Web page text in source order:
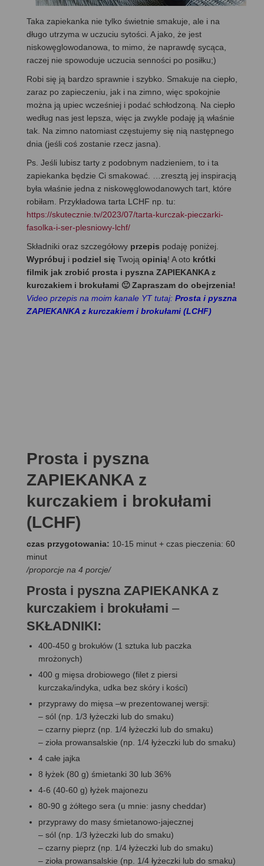
Taka zapiekanka nie tylko świetnie smakuje, ale i na
długo utrzyma w uczuciu sytości. A jako, że jest
niskowęglowodanowa, to mimo, że naprawdę sycąca,
raczej nie spowoduje uczucia senności po posiłku;)
Robi się ją bardzo sprawnie i szybko. Smakuje na ciepło,
zaraz po zapieczeniu, jak i na zimno, więc spokojnie
można ją upiec wcześniej i podać schłodzoną. Na ciepło
według nas jest lepsza, więc ja zwykle podaję ją właśnie
tak. Na zimno natomiast częstujemy się nią następnego
dnia (jeśli coś zostanie rzecz jasna).
Ps. Jeśli lubisz tarty z podobnym nadzieniem, to i ta
zapiekanka będzie Ci smakować. …zresztą jej inspiracją
była właśnie jedna z niskowęglowodanowych tart, które
robiłam. Przykładowa tarta LCHF np. tu:
https://skutecznie.tv/2023/07/tarta-kurczak-pieczarki-
fasolka-i-ser-plesniowy-lchf/
Składniki oraz szczegółowy przepis podaję poniżej.
Wypróbuj i podziel się Twoją opinią! A oto krótki
filmik jak zrobić prosta i pyszna ZAPIEKANKA z
kurczakiem i brokułami 🙂 Zapraszam do obejrzenia!
Video przepis na moim kanale YT tutaj: Prosta i pyszna
ZAPIEKANKA z kurczakiem i brokułami (LCHF)
Prosta i pyszna
ZAPIEKANKA z
kurczakiem i brokułami
(LCHF)
czas przygotowania: 10-15 minut + czas pieczenia: 60
minut
/proporcje na 4 porcje/
Prosta i pyszna ZAPIEKANKA z
kurczakiem i brokułami –
SKŁADNIKI:
400-450 g brokułów (1 sztuka lub paczka
mrożonych)
400 g mięsa drobiowego (filet z piersi
kurczaka/indyka, udka bez skóry i kości)
przyprawy do mięsa –w prezentowanej wersji:
– sól (np. 1/3 łyżeczki lub do smaku)
– czarny pieprz (np. 1/4 łyżeczki lub do smaku)
– zioła prowansalskie (np. 1/4 łyżeczki lub do smaku)
4 całe jajka
8 łyżek (80 g) śmietanki 30 lub 36%
4-6 (40-60 g) łyżek majonezu
80-90 g żółtego sera (u mnie: jasny cheddar)
przyprawy do masy śmietanowo-jajecznej
– sól (np. 1/3 łyżeczki lub do smaku)
– czarny pieprz (np. 1/4 łyżeczki lub do smaku)
– zioła prowansalskie (np. 1/4 łyżeczki lub do smaku)